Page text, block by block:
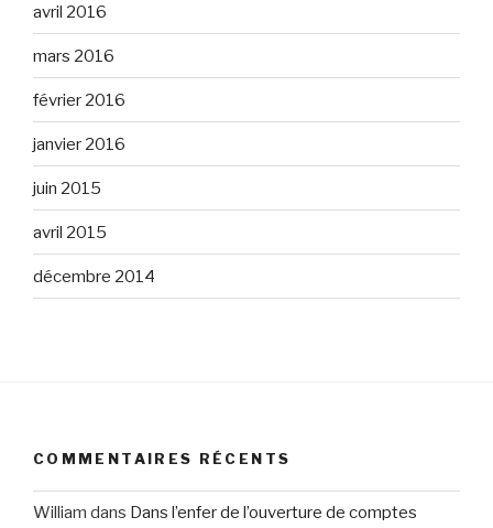
avril 2016
mars 2016
février 2016
janvier 2016
juin 2015
avril 2015
décembre 2014
COMMENTAIRES RÉCENTS
William dans Dans l’enfer de l’ouverture de comptes